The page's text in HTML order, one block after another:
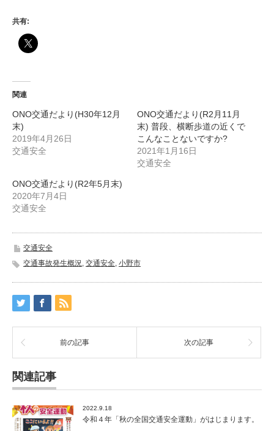
共有:
関連
ONO交通だより(H30年12月
末)
2019年4月26日
交通安全
ONO交通だより(R2月11月
末) 普段、横断歩道の近くで
こんなことないですか?
2021年1月16日
交通安全
ONO交通だより(R2年5月末)
2020年7月4日
交通安全
交通安全
交通事故発生概況 交通安全 小野市
前の記事 次の記事
関連記事
2022.9.18
令和４年「秋の全国交通安全運動」がはじまります。